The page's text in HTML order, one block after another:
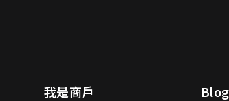
我是商戶 Blog